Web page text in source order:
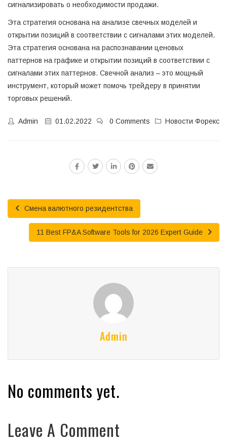
сигнализировать о необходимости продажи.
Эта стратегия основана на анализе свечных моделей и
открытии позиций в соответствии с сигналами этих моделей.
Эта стратегия основана на распознавании ценовых
паттернов на графике и открытии позиций в соответствии с
сигналами этих паттернов. Свечной анализ – это мощный
инструмент, который может помочь трейдеру в принятии
торговых решений.
Admin 01.02.2022 Новости Форекс
0 Comments
Смена валютного резидентства
11 Best FP&A Software Tools for 2026 Expert Guide
Admin
No comments yet.
Leave A Comment